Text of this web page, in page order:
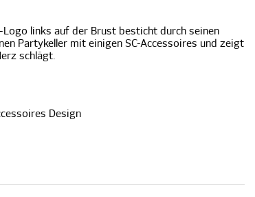
Logo links auf der Brust besticht durch seinen
Partykeller mit einigen SC-Accessoires und zeigt
schlägt.
Design